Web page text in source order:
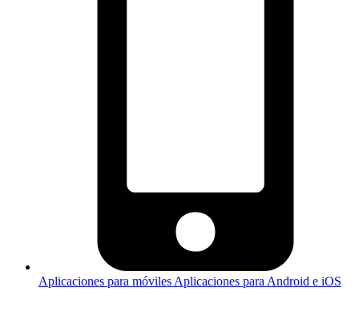
Aplicaciones para móviles Aplicaciones para Android e iOS